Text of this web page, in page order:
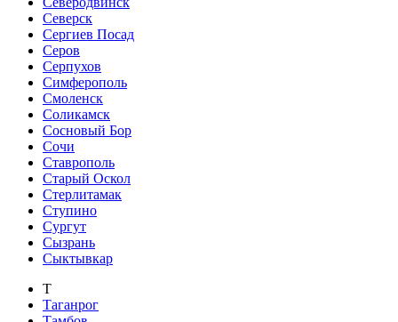
Северск
Сергиев Посад
Серов
Серпухов
Симферополь
Смоленск
Соликамск
Сосновый Бор
Сочи
Ставрополь
Старый Оскол
Стерлитамак
Ступино
Сургут
Сызрань
Сыктывкар
Т
Таганрог